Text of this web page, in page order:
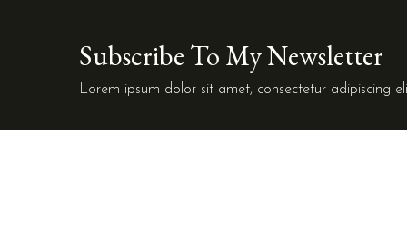
Subscribe To My Newsletter
Lorem ipsum dolor sit amet, consectetur adipiscing